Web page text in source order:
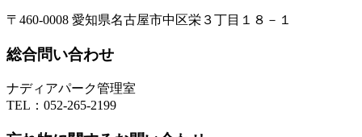
〒460-0008 愛知県名古屋市中区栄３丁目１８－１
総合問い合わせ
ナディアパーク管理室
TEL： 052-265-2199